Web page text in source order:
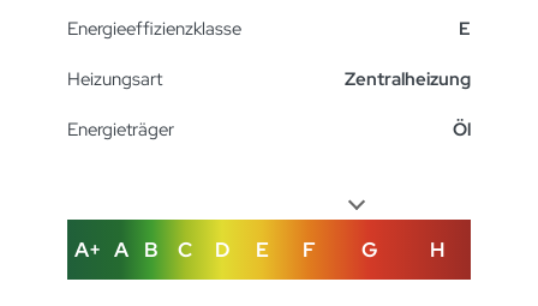
Energieeffizienzklasse E
Heizungsart Zentralheizung
Energieträger Öl
A+ A B C D E F G H